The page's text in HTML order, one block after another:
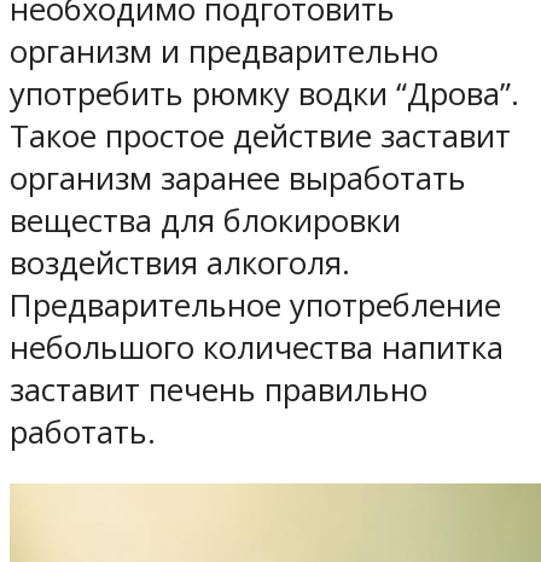
необходимо подготовить
организм и предварительно
употребить рюмку водки “Дрова”.
Такое простое действие заставит
организм заранее выработать
вещества для блокировки
воздействия алкоголя.
Предварительное употребление
небольшого количества напитка
заставит печень правильно
работать.